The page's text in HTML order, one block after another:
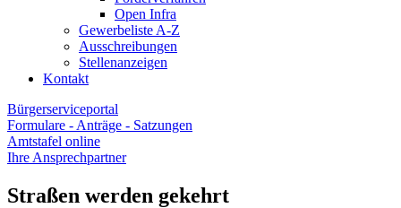
Open Infra
Gewerbeliste A-Z
Ausschreibungen
Stellenanzeigen
Kontakt
Bürgerserviceportal
Formulare - Anträge - Satzungen
Amtstafel online
Ihre Ansprechpartner
Straßen werden gekehrt